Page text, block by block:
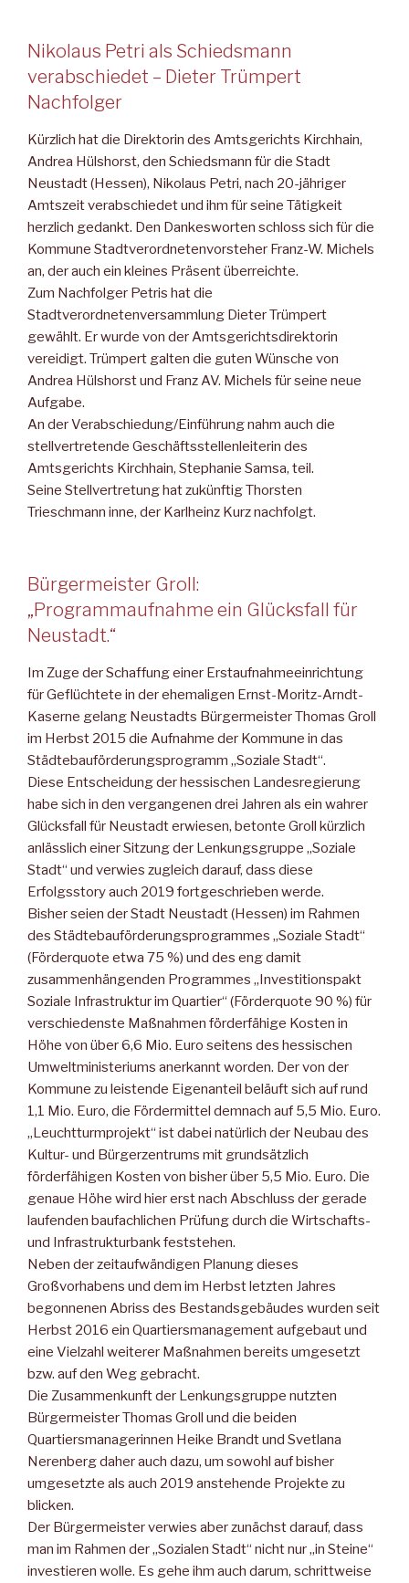
Nikolaus Petri als Schiedsmann
verabschiedet – Dieter Trümpert
Nachfolger
Kürzlich hat die Direktorin des Amtsgerichts Kirchhain,
Andrea Hülshorst, den Schiedsmann für die Stadt
Neustadt (Hessen), Nikolaus Petri, nach 20-jähriger
Amtszeit verabschiedet und ihm für seine Tätigkeit
herzlich gedankt. Den Dankesworten schloss sich für die
Kommune Stadtverordnetenvorsteher Franz-W. Michels
an, der auch ein kleines Präsent überreichte.
Zum Nachfolger Petris hat die
Stadtverordnetenversammlung Dieter Trümpert
gewählt. Er wurde von der Amtsgerichtsdirektorin
vereidigt. Trümpert galten die guten Wünsche von
Andrea Hülshorst und Franz AV. Michels für seine neue
Aufgabe.
An der Verabschiedung/Einführung nahm auch die
stellvertretende Geschäftsstellenleiterin des
Amtsgerichts Kirchhain, Stephanie Samsa, teil.
Seine Stellvertretung hat zukünftig Thorsten
Trieschmann inne, der Karlheinz Kurz nachfolgt.
Bürgermeister Groll:
„Programmaufnahme ein Glücksfall für
Neustadt.“
Im Zuge der Schaffung einer Erstaufnahmeeinrichtung
für Geflüchtete in der ehemaligen Ernst-Moritz-Arndt-
Kaserne gelang Neustadts Bürgermeister Thomas Groll
im Herbst 2015 die Aufnahme der Kommune in das
Städtebauförderungsprogramm „Soziale Stadt“.
Diese Entscheidung der hessischen Landesregierung
habe sich in den vergangenen drei Jahren als ein wahrer
Glücksfall für Neustadt erwiesen, betonte Groll kürzlich
anlässlich einer Sitzung der Lenkungsgruppe „Soziale
Stadt“ und verwies zugleich darauf, dass diese
Erfolgsstory auch 2019 fortgeschrieben werde.
Bisher seien der Stadt Neustadt (Hessen) im Rahmen
des Städtebauförderungsprogrammes „Soziale Stadt“
(Förderquote etwa 75 %) und des eng damit
zusammenhängenden Programmes „Investitionspakt
Soziale Infrastruktur im Quartier“ (Förderquote 90 %) für
verschiedenste Maßnahmen förderfähige Kosten in
Höhe von über 6,6 Mio. Euro seitens des hessischen
Umweltministeriums anerkannt worden. Der von der
Kommune zu leistende Eigenanteil beläuft sich auf rund
1,1 Mio. Euro, die Fördermittel demnach auf 5,5 Mio. Euro.
„Leuchtturmprojekt“ ist dabei natürlich der Neubau des
Kultur- und Bürgerzentrums mit grundsätzlich
förderfähigen Kosten von bisher über 5,5 Mio. Euro. Die
genaue Höhe wird hier erst nach Abschluss der gerade
laufenden baufachlichen Prüfung durch die Wirtschafts-
und Infrastrukturbank feststehen.
Neben der zeitaufwändigen Planung dieses
Großvorhabens und dem im Herbst letzten Jahres
begonnenen Abriss des Bestandsgebäudes wurden seit
Herbst 2016 ein Quartiersmanagement aufgebaut und
eine Vielzahl weiterer Maßnahmen bereits umgesetzt
bzw. auf den Weg gebracht.
Die Zusammenkunft der Lenkungsgruppe nutzten
Bürgermeister Thomas Groll und die beiden
Quartiersmanagerinnen Heike Brandt und Svetlana
Nerenberg daher auch dazu, um sowohl auf bisher
umgesetzte als auch 2019 anstehende Projekte zu
blicken.
Der Bürgermeister verwies aber zunächst darauf, dass
man im Rahmen der „Sozialen Stadt“ nicht nur „in Steine“
investieren wolle. Es gehe ihm auch darum, schrittweise